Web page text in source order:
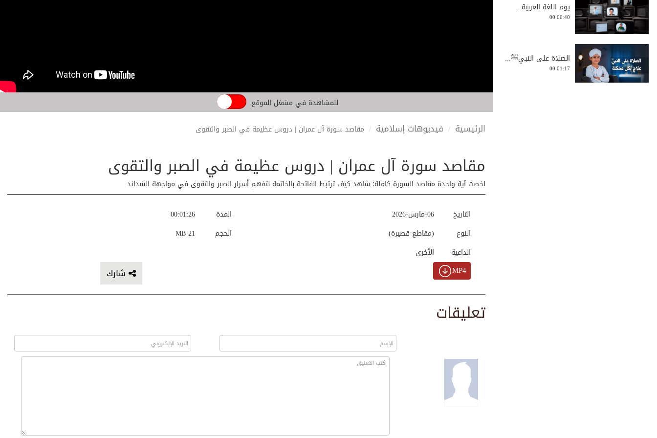
للمشاهدة في مشغل الموقع
الرئيسية فيديوهات إسلامية مقاصد سورة آل عمران | دروس عظيمة في الصبر والتقوى
مقاصد سورة آل عمران | دروس عظيمة في الصبر والتقوى
لخصت آية واحدة مقاصد السورة كاملة؛ شاهد كيف ترتبط الفاتحة بالخاتمة لتفهم أسرار الصبر والتقوى في مواجهة الشدائد.
00:01:26
المدة
21 MB
الحجم
06-مارس-2026
التاريخ
(مقاطع قصيرة)
النوع
الأخرى
الداعية
شارك MP4
تعليقات
يوم اللغة العربية...
00:00:40
الصلاة على النبيﷺ...
00:01:17